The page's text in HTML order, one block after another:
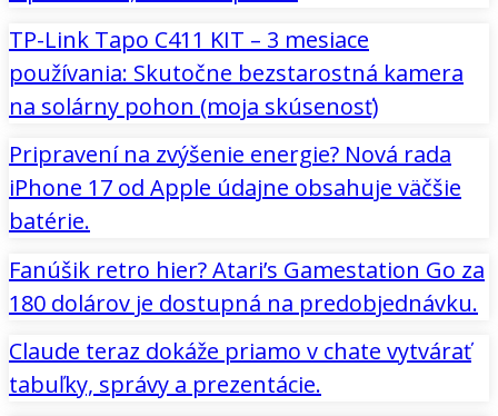
TP-Link Tapo C411 KIT – 3 mesiace
používania: Skutočne bezstarostná kamera
na solárny pohon (moja skúsenosť)
Pripravení na zvýšenie energie? Nová rada
iPhone 17 od Apple údajne obsahuje väčšie
batérie.
Fanúšik retro hier? Atari’s Gamestation Go za
180 dolárov je dostupná na predobjednávku.
Claude teraz dokáže priamo v chate vytvárať
tabuľky, správy a prezentácie.